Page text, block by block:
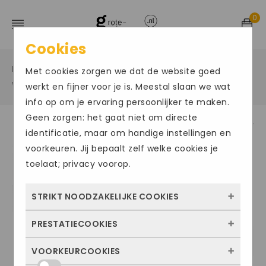
0
Home / Grote maten sportschoenen /
Wandelschoenen /
Size Chart
Cookies
Met cookies zorgen we dat de website goed
werkt en fijner voor je is. Meestal slaan we wat
info op om je ervaring persoonlijker te maken.
Geen zorgen: het gaat niet om directe
identificatie, maar om handige instellingen en
voorkeuren. Jij bepaalt zelf welke cookies je
toelaat; privacy voorop.
STRIKT NOODZAKELIJKE COOKIES
Deze cookies zorgen ervoor dat de website
kunnen niet worden uitgezet. Meestal
PRESTATIECOOKIES
Met deze cookies zien we hoe vaak onze
VOORKEURCOOKIES